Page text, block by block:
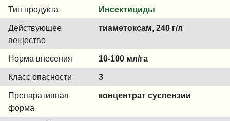
Тип продукта Инсектициды
Действующее
вещество
тиаметоксам, 240 г/л
Норма внесения 10-100 мл/га
Класс опасности 3
Препаративная
форма
концентрат суспензии